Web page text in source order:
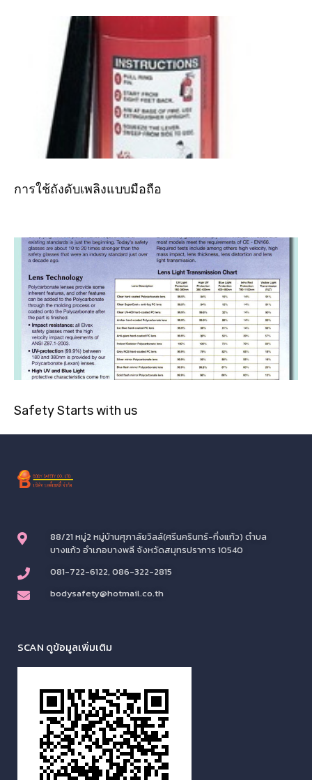
การใช้ถังดับเพลิงแบบมือถือ
Safety Starts with us
88/21 หมู่2 หมู่บ้านศุภาลัยวิลล์(ศรีนครินทร์-กิ่งแก้ว) ตำบล
บางแก้ว อำเภอบางพลี จังหวัดสมุทรปราการ 10540
081-722-6122, 086-322-2815
bodysafety@hotmail.co.th
SCAN ดูข้อมูลเพิ่มเติม